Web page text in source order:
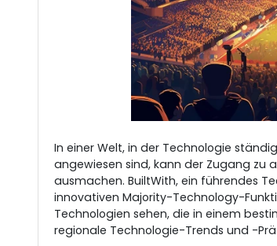
In einer Welt, in der Technologie
angewiesen sind, kann der Zugang zu
ausmachen. BuiltWith, ein führendes
innovativen Majority-Technology-
Technologien sehen, die in einem
regionale Technologie-Trends und -